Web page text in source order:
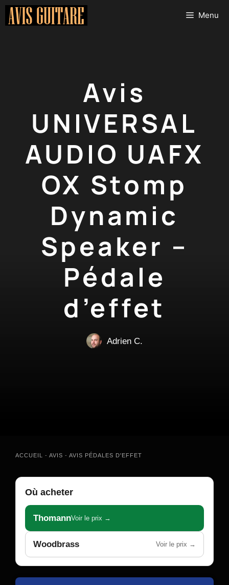
Aller
Menu
Avis
UNIVERSAL
AUDIO UAFX
OX Stomp
Dynamic
Speaker –
Pédale
d’effet
Adrien C.
ACCUEIL - AVIS - AVIS PÉDALES D'EFFET
Où acheter
ThomannVoir le prix →
Woodbrass Voir le prix →